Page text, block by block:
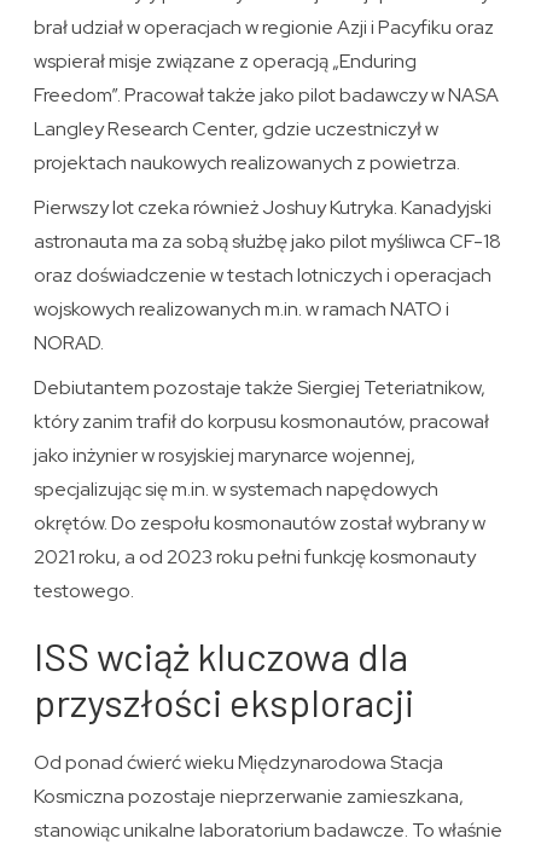
brał udział w operacjach w regionie Azji i Pacyfiku oraz
wspierał misje związane z operacją „Enduring
Freedom”. Pracował także jako pilot badawczy w NASA
Langley Research Center, gdzie uczestniczył w
projektach naukowych realizowanych z powietrza.
Pierwszy lot czeka również Joshuy Kutryka. Kanadyjski
astronauta ma za sobą służbę jako pilot myśliwca CF-18
oraz doświadczenie w testach lotniczych i operacjach
wojskowych realizowanych m.in. w ramach NATO i
NORAD.
Debiutantem pozostaje także Siergiej Teteriatnikow,
który zanim trafił do korpusu kosmonautów, pracował
jako inżynier w rosyjskiej marynarce wojennej,
specjalizując się m.in. w systemach napędowych
okrętów. Do zespołu kosmonautów został wybrany w
2021 roku, a od 2023 roku pełni funkcję kosmonauty
testowego.
ISS wciąż kluczowa dla
przyszłości eksploracji
Od ponad ćwierć wieku Międzynarodowa Stacja
Kosmiczna pozostaje nieprzerwanie zamieszkana,
stanowiąc unikalne laboratorium badawcze. To właśnie